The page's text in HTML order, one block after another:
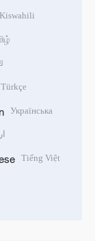
Kiswahili
Türkçe
Українська
Tiếng Việt